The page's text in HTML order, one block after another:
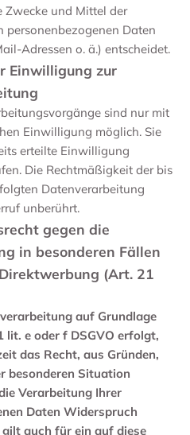
Zwecke und Mittel der
personenbezogenen Daten
Adressen o. ä.) entscheidet.
Einwilligung zur
sind nur mit
Einwilligung möglich. Sie
erteilte Einwilligung
Die Rechtmäßigkeit der bis
Datenverarbeitung
unberührt.
gegen die
in besonderen Fällen
(Art. 21
auf Grundlage
lit. e oder f DSGVO erfolgt,
das Recht, aus Gründen,
besonderen Situation
Verarbeitung Ihrer
Daten Widerspruch
gilt auch für ein auf diese